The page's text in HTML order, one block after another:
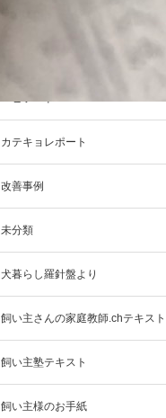
カテキョレポート
改善事例
未分類
犬暮らし羅針盤より
飼い主さんの家庭教師.chテキスト
飼い主塾テキスト
飼い主様のお手紙